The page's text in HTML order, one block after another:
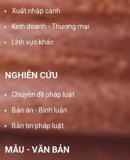
Xuất nhập cảnh
Kinh doanh - Thương mại
Lĩnh vực khác
NGHIÊN CỨU
Chuyên đề pháp luật
Bản án - Bình luận
Bản tin pháp luật
MẪU - VĂN BẢN